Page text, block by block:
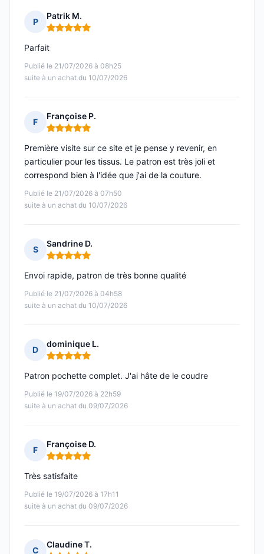
P
Patrik M.
Note : 5 sur 5
Publié le 21/07/2026 à 08h25
suite à un achat du 10/07/2026
Parfait
F
Françoise P.
Note : 5 sur 5
Publié le 21/07/2026 à 07h50
suite à un achat du 10/07/2026
Première visite sur ce site et je pense y revenir, en
particulier pour les tissus. Le patron est très joli et
correspond bien à l'idée que j'ai de la couture.
S
Sandrine D.
Note : 5 sur 5
Publié le 21/07/2026 à 04h58
suite à un achat du 10/07/2026
Envoi rapide, patron de très bonne qualité
D
dominique L.
Note : 5 sur 5
Publié le 19/07/2026 à 22h59
suite à un achat du 09/07/2026
Patron pochette complet. J'ai hâte de le coudre
F
Françoise D.
Note : 5 sur 5
Publié le 19/07/2026 à 17h11
suite à un achat du 09/07/2026
Très satisfaite
C
Claudine T.